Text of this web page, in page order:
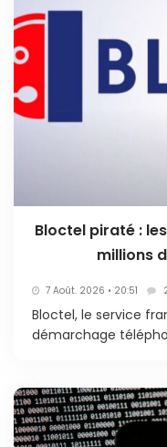
Bloctel piraté :
millions
7 Août. 2026 • 20:51
Bloctel, le service
démarchage